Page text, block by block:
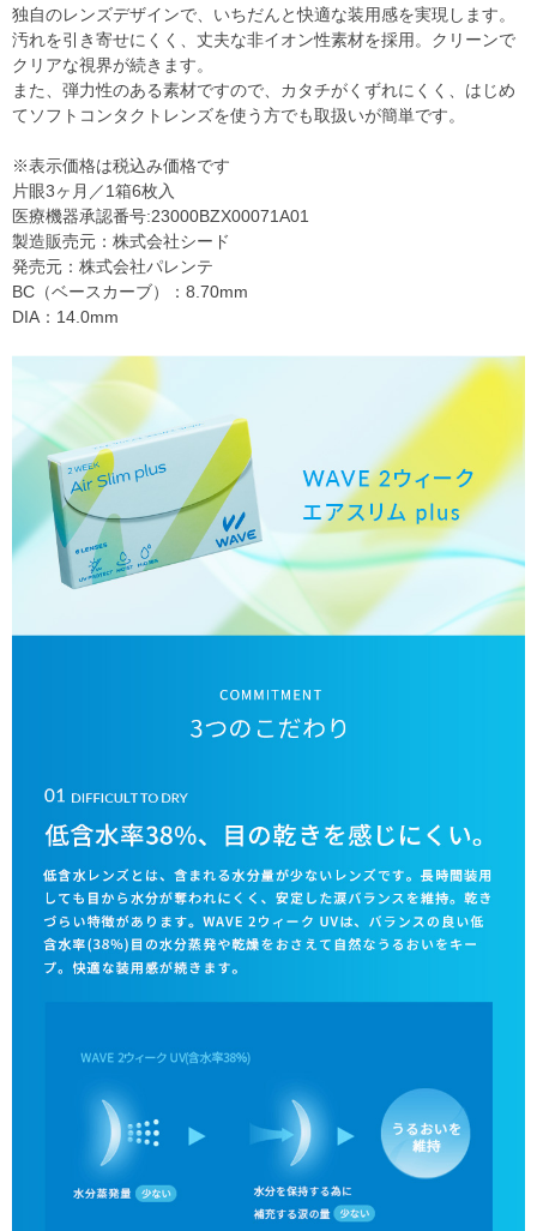
独自のレンズデザインで、いちだんと快適な装用感を実現します。
汚れを引き寄せにくく、丈夫な非イオン性素材を採用。クリーンで
クリアな視界が続きます。
また、弾力性のある素材ですので、カタチがくずれにくく、はじめ
てソフトコンタクトレンズを使う方でも取扱いが簡単です。
※表示価格は税込み価格です
片眼3ヶ月／1箱6枚入
医療機器承認番号:23000BZX00071A01
製造販売元：株式会社シード
発売元：株式会社パレンテ
BC（ベースカーブ）：8.70mm
DIA：14.0mm